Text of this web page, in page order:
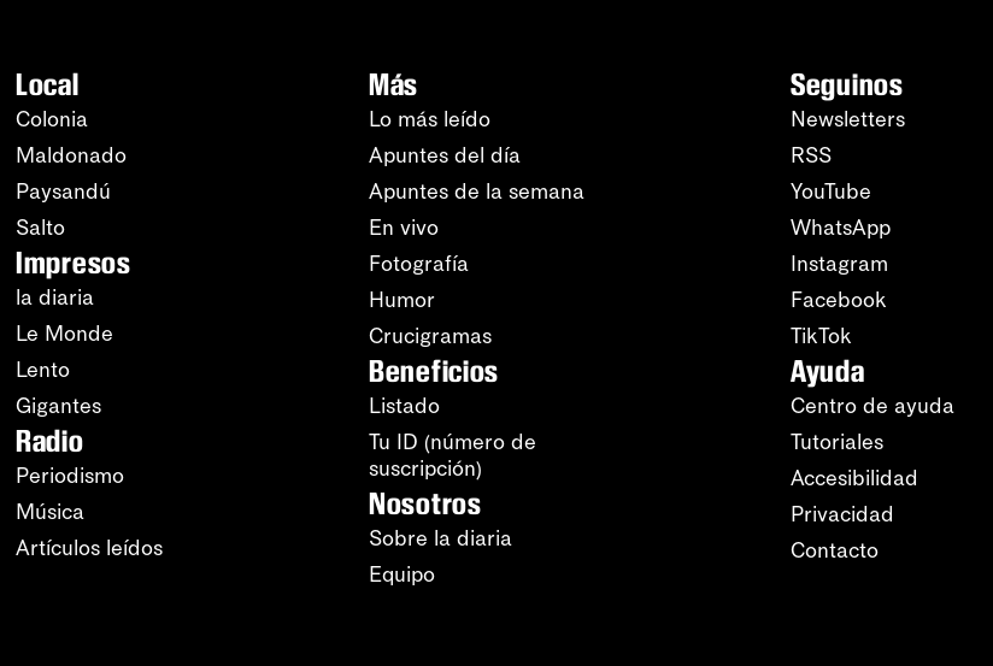
Local
Colonia
Maldonado
Paysandú
Salto
Impresos
la diaria
Le Monde
Lento
Gigantes
Radio
Periodismo
Música
Artículos leídos
Más
Lo más leído
Apuntes del día
Apuntes de la semana
En vivo
Fotografía
Humor
Crucigramas
Beneficios
Listado
Tu ID (número de
suscripción)
Nosotros
Sobre la diaria
Equipo
Seguinos
Newsletters
RSS
YouTube
WhatsApp
Instagram
Facebook
TikTok
Ayuda
Centro de ayuda
Tutoriales
Accesibilidad
Privacidad
Contacto